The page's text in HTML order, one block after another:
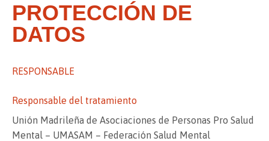
PROTECCIÓN DE
DATOS
RESPONSABLE
Responsable del tratamiento
Unión Madrileña de Asociaciones de Personas Pro Salud
Mental – UMASAM – Federación Salud Mental